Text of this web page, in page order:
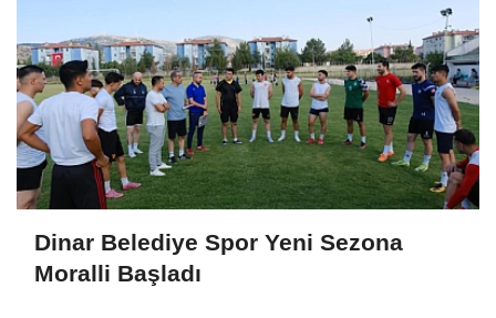
Dinar Belediye Spor Yeni Sezona
Moralli Başladı